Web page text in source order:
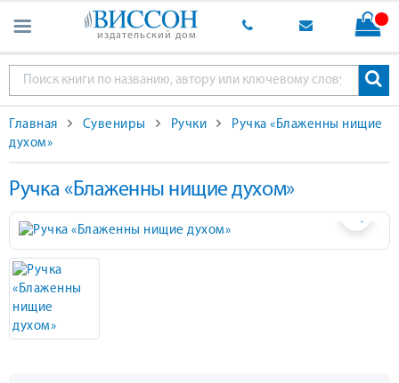
издательский дом
Главная Сувениры Ручки
Ручка «Блаженны нищие
духом»
Ручка «Блаженны нищие духом»